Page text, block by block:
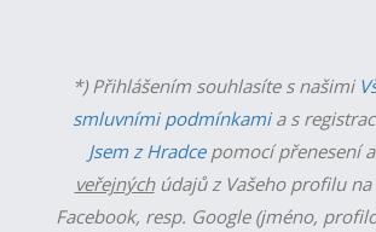
*) Přihlášením souhlasíte s našimi
smluvními podmínkamia s
Jsem z Hradcepomocí přenesení
veřejnýchúdajů z Vašeho profilu na
Facebook, resp. Google (jméno,